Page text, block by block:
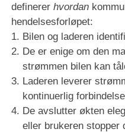
definerer hvordan
hendelsesforløpet:
Bilen og laderen
De er enige om den
strømmen bilen kan
Laderen leverer
kontinuerlig
De avslutter økten
eller brukeren stopper